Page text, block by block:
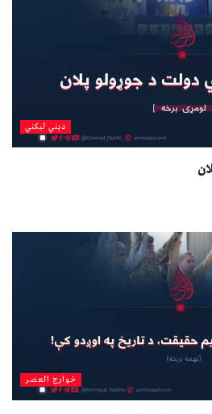
دیني لیکني
خوارج العصر